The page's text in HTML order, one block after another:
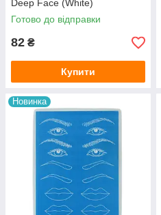
Deep Face (White)
Готово до відправки
82 ₴
Купити
Новинка